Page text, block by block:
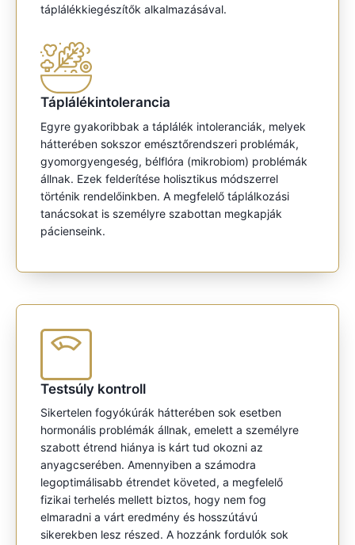
táplálékkiegészítők alkalmazásával.
Táplálékintolerancia
Egyre gyakoribbak a táplálék intoleranciák, melyek
hátterében sokszor emésztőrendszeri problémák,
gyomorgyengeség, bélflóra (mikrobiom) problémák
állnak. Ezek felderítése holisztikus módszerrel
történik rendelőinkben. A megfelelő táplálkozási
tanácsokat is személyre szabottan megkapják
pácienseink.
Testsúly kontroll
Sikertelen fogyókúrák hátterében sok esetben
hormonális problémák állnak, emelett a személyre
szabott étrend hiánya is kárt tud okozni az
anyagcserében. Amennyiben a számodra
legoptimálisabb étrendet követed, a megfelelő
fizikai terhelés mellett biztos, hogy nem fog
elmaradni a várt eredmény és hosszútávú
sikerekben lesz részed. A hozzánk fordulók sok